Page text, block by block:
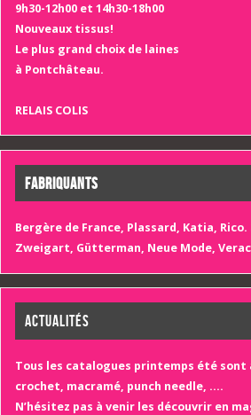
9h30-12h00 et 14h30-18h00
Nouveaux tissus!
Le plus grand choix de laines
à Pontchâteau.
RELAIS COLIS
FABRIQUANTS
Bergère de France, Plassard, Katia, Rico.
Zweigart, Gütterman, Neue Mode,
ACTUALITÉS
Tous les catalogues printemps été
crochet, macramé, punch needle, ….
N’hésitez pas à venir les découvrir en